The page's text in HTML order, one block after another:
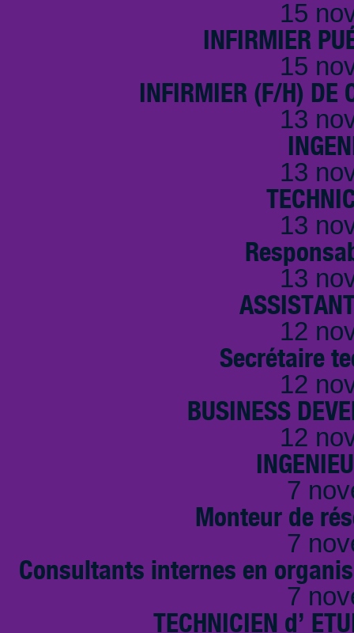
15
INFIRMIER
15
INFIRMIER (F/H) DE
13
13
13
13
12
Secrétaire
12
BUSINESS
12
7
Monteur de
7
Consultants internes en
7
TECHNICIEN d’